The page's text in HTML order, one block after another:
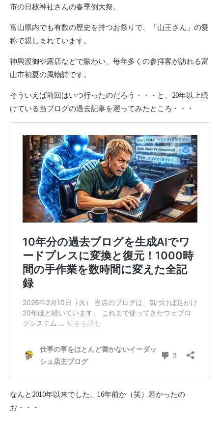
市の日枝神社さんの春季例大祭。
富山県内でも有数の歴史を持つお祭りで、「山王さん」の愛
称で親しまれています。
神輿渡御や露店などで賑わい、毎年多くの参拝客が訪れる富
山市初夏の風物詩です。
そういえば前回はいつ行ったのだろう・・・と、20年以上続
けている当ブログの過去記事を遡ってみたところ・・・
なんと2010年以来でした。16年前か（笑）若かったの
お・・・